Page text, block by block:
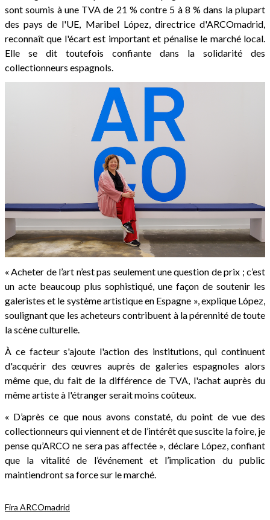
sont soumis à une TVA de 21 % contre 5 à 8 % dans la plupart
des pays de l'UE, Maribel López, directrice d'ARCOmadrid,
reconnaît que l'écart est important et pénalise le marché local.
Elle se dit toutefois confiante dans la solidarité des
collectionneurs espagnols.
« Acheter de l’art n’est pas seulement une question de prix ; c’est
un acte beaucoup plus sophistiqué, une façon de soutenir les
galeristes et le système artistique en Espagne », explique López,
soulignant que les acheteurs contribuent à la pérennité de toute
la scène culturelle.
À ce facteur s'ajoute l'action des institutions, qui continuent
d'acquérir des œuvres auprès de galeries espagnoles alors
même que, du fait de la différence de TVA, l'achat auprès du
même artiste à l'étranger serait moins coûteux.
« D’après ce que nous avons constaté, du point de vue des
collectionneurs qui viennent et de l’intérêt que suscite la foire, je
pense qu’ARCO ne sera pas affectée », déclare López, confiant
que la vitalité de l’événement et l’implication du public
maintiendront sa force sur le marché.
Fira ARCOmadrid